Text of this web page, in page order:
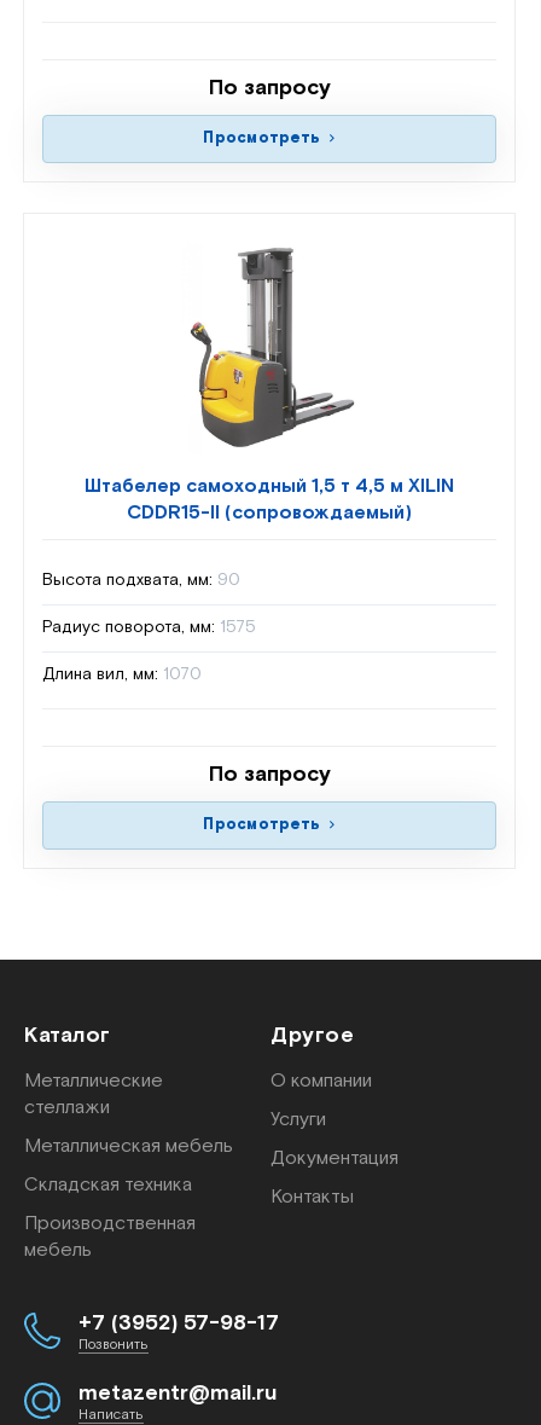
По запросу
Просмотреть
Штабелер самоходный 1,5 т 4,5 м XILIN
CDDR15-II (сопровождаемый)
Высота подхвата, мм: 90
Радиус поворота, мм: 1575
Длина вил, мм: 1070
По запросу
Просмотреть
Каталог
Металлические
стеллажи
Металлическая мебель
Складская техника
Производственная
мебель
Другое
О компании
Услуги
Документация
Контакты
+7 (3952) 57-98-17
Позвонить
metazentr@mail.ru
Написать